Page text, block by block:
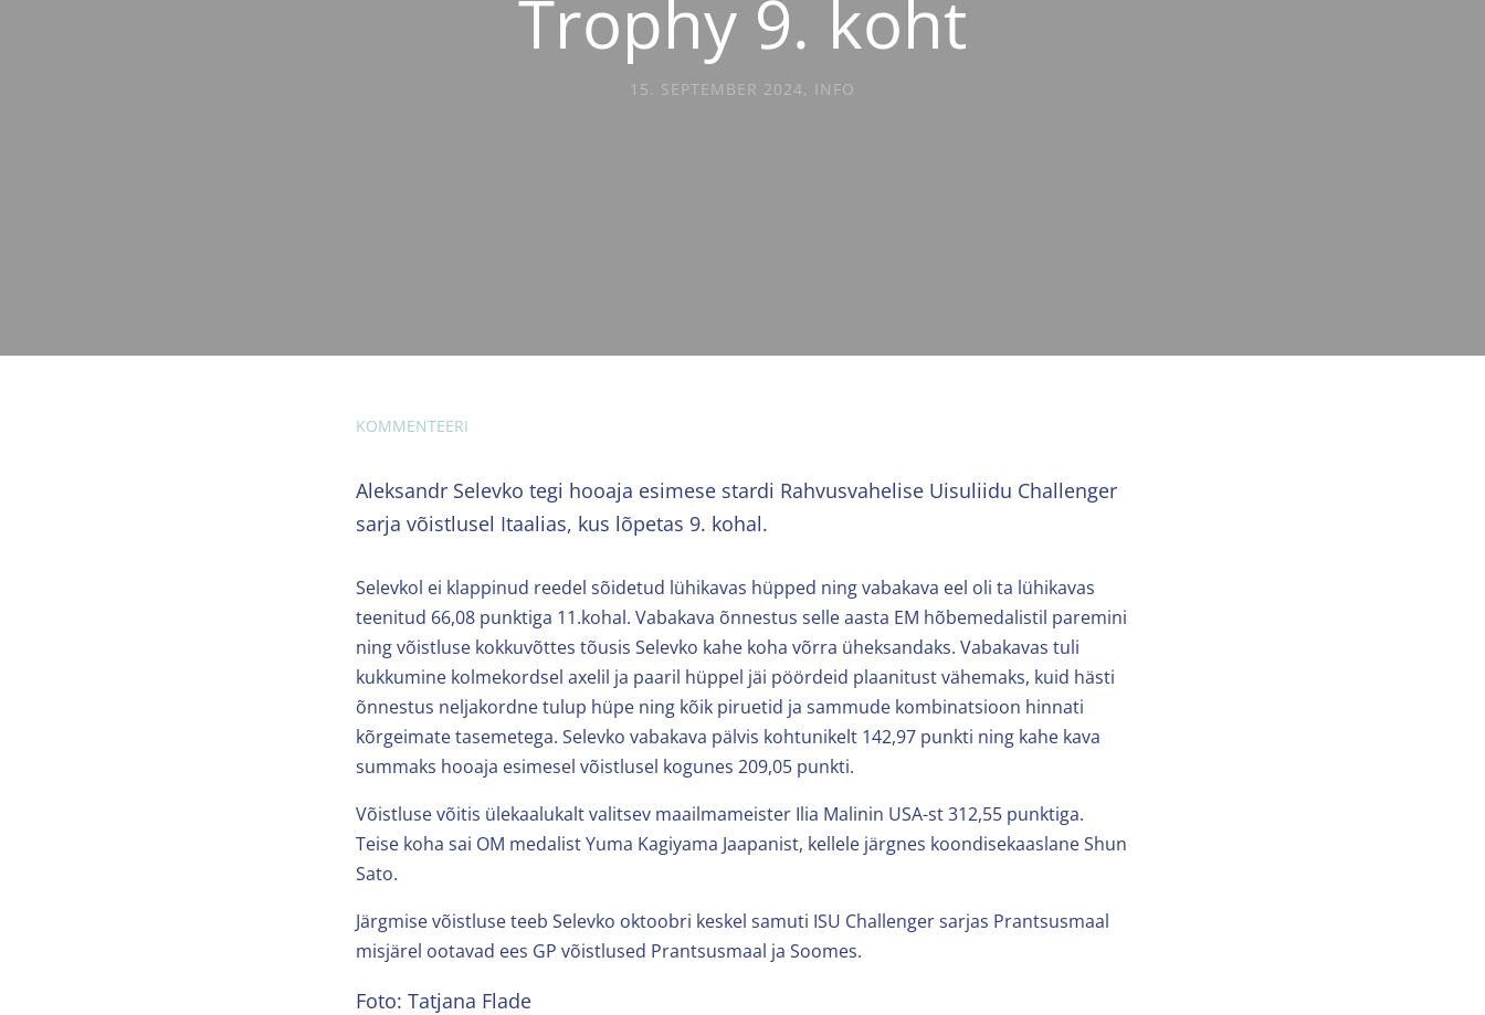
Trophy 9. koht
15. SEPTEMBER 2024, INFO
KOMMENTEERI
Aleksandr Selevko tegi hooaja esimese stardi Rahvusvahelise Uisuliidu Challenger
sarja võistlusel Itaalias, kus lõpetas 9. kohal.
Selevkol ei klappinud reedel sõidetud lühikavas hüpped ning vabakava eel oli ta lühikavas
teenitud 66,08 punktiga 11.kohal. Vabakava õnnestus selle aasta EM hõbemedalistil paremini
ning võistluse kokkuvõttes tõusis Selevko kahe koha võrra üheksandaks. Vabakavas tuli
kukkumine kolmekordsel axelil ja paaril hüppel jäi pöördeid plaanitust vähemaks, kuid hästi
õnnestus neljakordne tulup hüpe ning kõik piruetid ja sammude kombinatsioon hinnati
kõrgeimate tasemetega. Selevko vabakava pälvis kohtunikelt 142,97 punkti ning kahe kava
summaks hooaja esimesel võistlusel kogunes 209,05 punkti.
Võistluse võitis ülekaalukalt valitsev maailmameister Ilia Malinin USA-st 312,55 punktiga.
Teise koha sai OM medalist Yuma Kagiyama Jaapanist, kellele järgnes koondisekaaslane Shun
Sato.
Järgmise võistluse teeb Selevko oktoobri keskel samuti ISU Challenger sarjas Prantsusmaal
misjärel ootavad ees GP võistlused Prantsusmaal ja Soomes.
Foto: Tatjana Flade